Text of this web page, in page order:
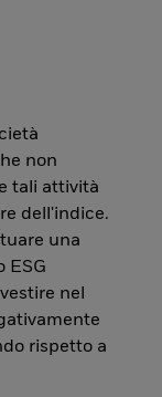
non
tali attività
dell'indice.
una
ESG
nel
rispetto a